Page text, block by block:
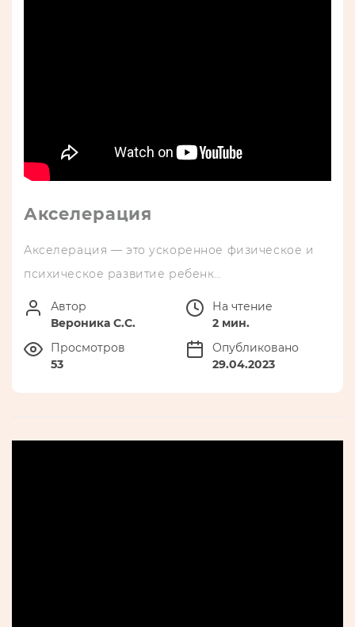
Акселерация
Акселерация — это ускоренное физическое и
психическое развитие ребенк…
Автор
Вероника С.С.
На чтение
2 мин.
Просмотров
53
Опубликовано
29.04.2023